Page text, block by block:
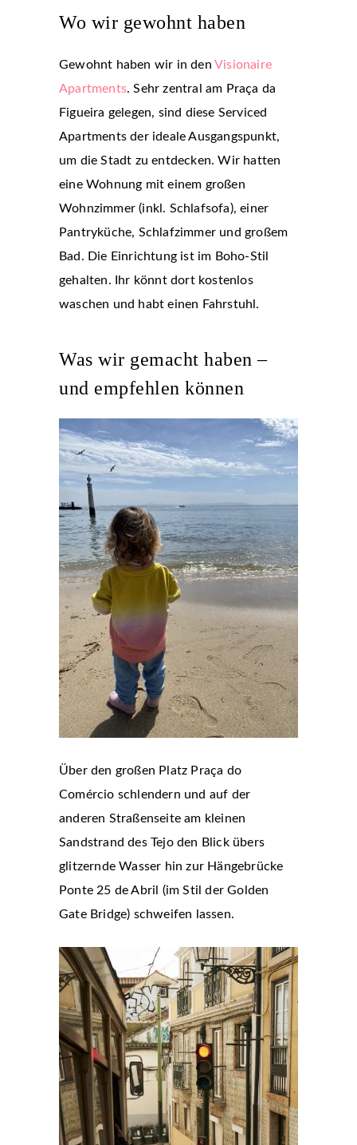
Wo wir gewohnt haben
Gewohnt haben wir in den Visionaire
Apartments. Sehr zentral am Praça da
Figueira gelegen, sind diese Serviced
Apartments der ideale Ausgangspunkt,
um die Stadt zu entdecken. Wir hatten
eine Wohnung mit einem großen
Wohnzimmer (inkl. Schlafsofa), einer
Pantryküche, Schlafzimmer und großem
Bad. Die Einrichtung ist im Boho-Stil
gehalten. Ihr könnt dort kostenlos
waschen und habt einen Fahrstuhl.
Was wir gemacht haben –
und empfehlen können
Über den großen Platz Praça do
Comércio schlendern und auf der
anderen Straßenseite am kleinen
Sandstrand des Tejo den Blick übers
glitzernde Wasser hin zur Hängebrücke
Ponte 25 de Abril (im Stil der Golden
Gate Bridge) schweifen lassen.